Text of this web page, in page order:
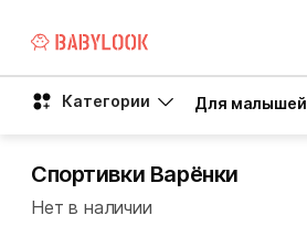
Категории Для малышей
Спортивки Варёнки
Нет в наличии